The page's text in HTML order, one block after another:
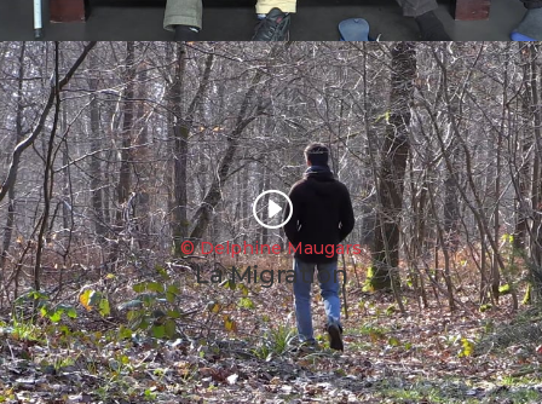
I
© Delphine Maugars
La Migration